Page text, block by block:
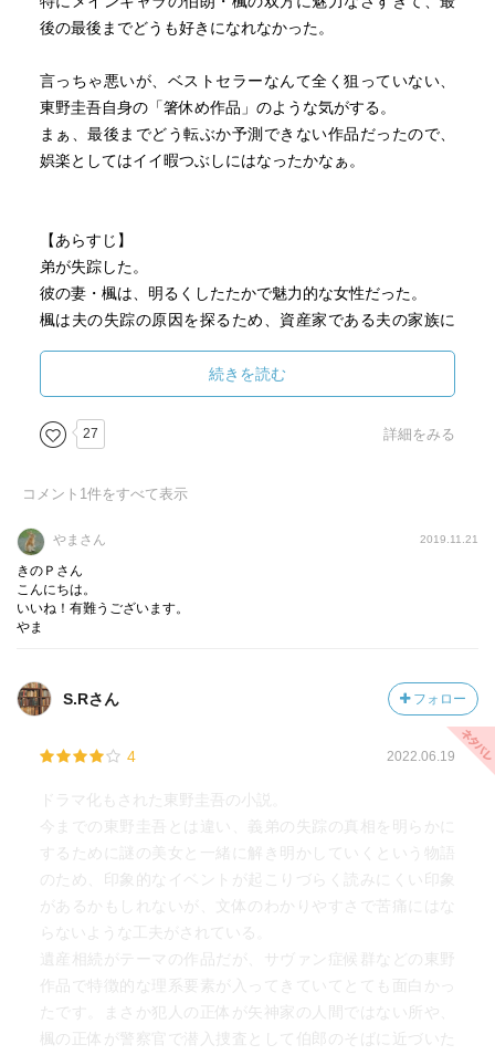
後の最後までどうも好きになれなかった。
言っちゃ悪いが、ベストセラーなんて全く狙っていない、
東野圭吾自身の「箸休め作品」のような気がする。
まぁ、最後までどう転ぶか予測できない作品だったので、
娯楽としてはイイ暇つぶしにはなったかなぁ。
【あらすじ】
弟が失踪した。
彼の妻・楓は、明るくしたたかで魅力的な女性だった。
楓は夫の失踪の原因を探るため、資産家である夫の家族に
兄である伯朗は楓に頼まれ協力するが、時が経てばたつほ
ど彼女に惹かれていく。
p55
「ちょっとしたミッションがあるので出かけます。もしか
するとしばらく戻らないかもしれない。でも心配しなくて
いいです。その場合、申し訳ないけど父の見舞いは君一人
で行ってください」
p76
「医者になるのに、コンピュータは必要ないと思うけど
ん、マジでそう思ってる？」
「逆だよ。コンピュータがあれば、大半の医者はいずれ必
要なくなる。医者がやっている事は、問診票や色々な検査
結果から病名を推測して薬を処方する、ただそれだけだ。
経験というデータベースが武器だけど、全世界の全症例を
記憶するなんて、一人の人間には無理だ。だが、コンピュ
ータなら不可能じゃない。」
明人は真顔になって続けた。
「僕は医者にはならない」
続きを読む
27 詳細をみる
コメント 1件をすべて表示
やまさん 2019.11.21
きのＰさん
こんにちは。
いいね！有難うございます。
やま
S.Rさん フォロー
4 2022.06.19
ドラマ化もされた東野圭吾の小説。
今までの東野圭吾とは違い、義弟の失踪の真相を明らかに
するために謎の美女と一緒に解き明かしていくという物語
のため、印象的なイベントが起こりづらく読みにくい印象
があるかもしれないが、文体のわかりやすさで苦痛にはな
らないような工夫がされている。
遺産相続がテーマの作品だが、サヴァン症候群などの東野
作品で特徴的な理系要素が入ってきていてとても面白かっ
たです。まさか犯人の正体が矢神家の人間ではない所や、
楓の正体が警察官で潜入捜査として伯郎のそばに近づいた